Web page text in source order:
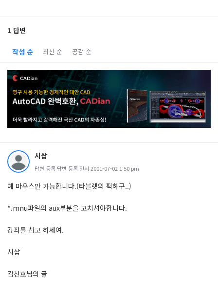
1 답변
작성 순 최신 순 공감 순
시삽
답변 등록 답변 등록 일시 2001-07-02 1:50 pm
예 마우스만 가능합니다.(타블렛의 퍽하구..)
*.mnu파일의 aux부분을 고치셔야합니다.
강좌를 참고 하세여.
시삽
김찬호님의 글